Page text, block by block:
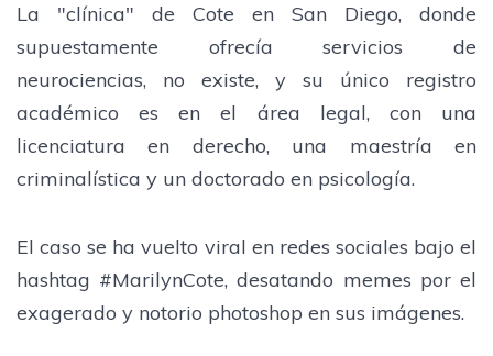
La "clínica" de Cote en San Diego, donde
supuestamente ofrecía servicios de
neurociencias, no existe, y su único registro
académico es en el área legal, con una
licenciatura en derecho, una maestría en
criminalística y un doctorado en psicología.
El caso se ha vuelto viral en redes sociales bajo el
hashtag #MarilynCote, desatando memes por el
exagerado y notorio photoshop en sus imágenes.